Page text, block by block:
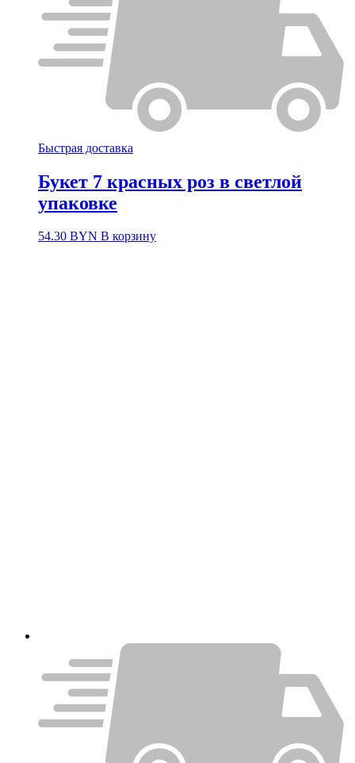
Быстрая доставка
Букет 7 красных роз в светлой
упаковке
54.30 BYN В корзину